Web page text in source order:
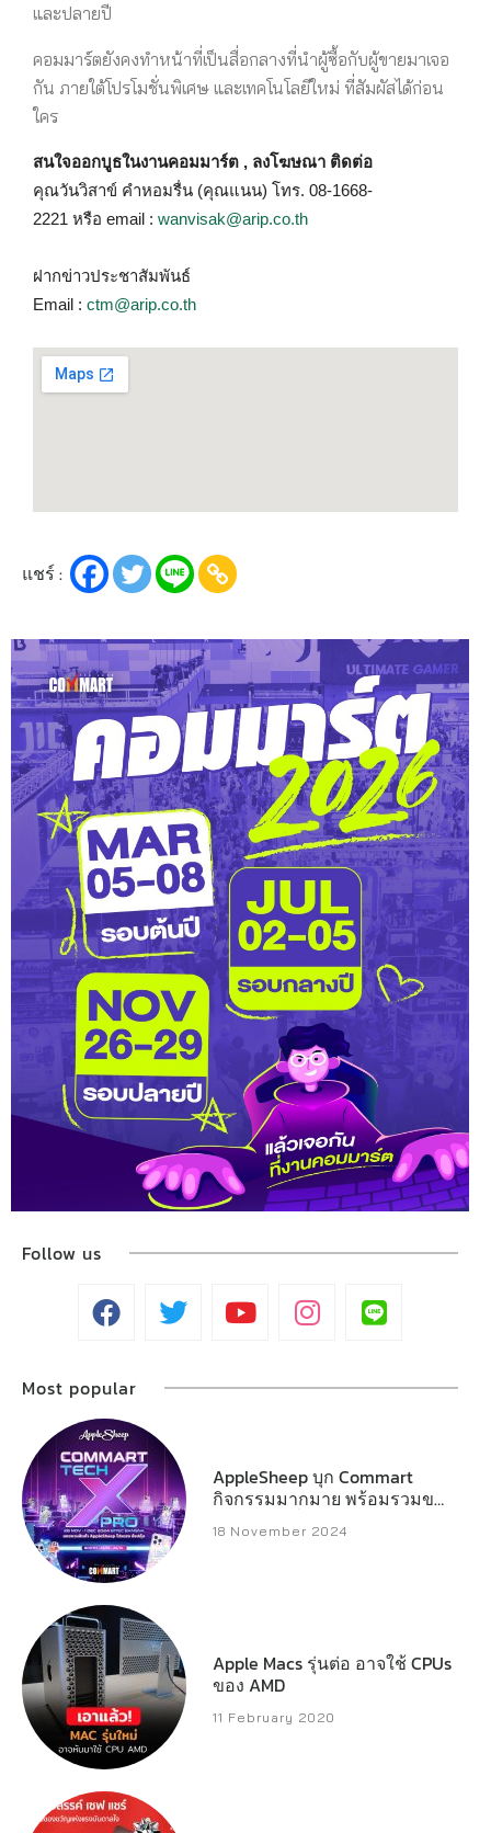
และปลายปี
คอมมาร์ตยังคงทำหน้าที่เป็นสื่อกลางที่นำผู้ซื้อกับผู้ขายมาเจอ
กัน ภายใต้โปรโมชั่นพิเศษ และเทคโนโลยีใหม่ ที่สัมผัสได้ก่อน
ใคร
สนใจออกบูธในงานคอมมาร์ต , ลงโฆษณา ติดต่อ
คุณวันวิสาข์ คำหอมรื่น (คุณแนน) โทร. 08-1668-
2221 หรือ email : wanvisak@arip.co.th
ฝากข่าวประชาสัมพันธ์
Email : ctm@arip.co.th
แชร์ :
Follow us
Most popular
AppleSheep บุก Commart
กิจกรรมมากมาย พร้อมรวมของ
แจกหลักหมื่น
18 November 2024
Apple Macs รุ่นต่อ อาจใช้ CPUs
ของ AMD
11 February 2020